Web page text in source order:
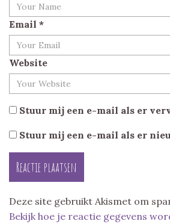
Email *
Website
Stuur mij een e-mail als er
Stuur mij een e-mail als er
Deze site gebruikt Akismet om
Bekijk hoe je reactie gegevens